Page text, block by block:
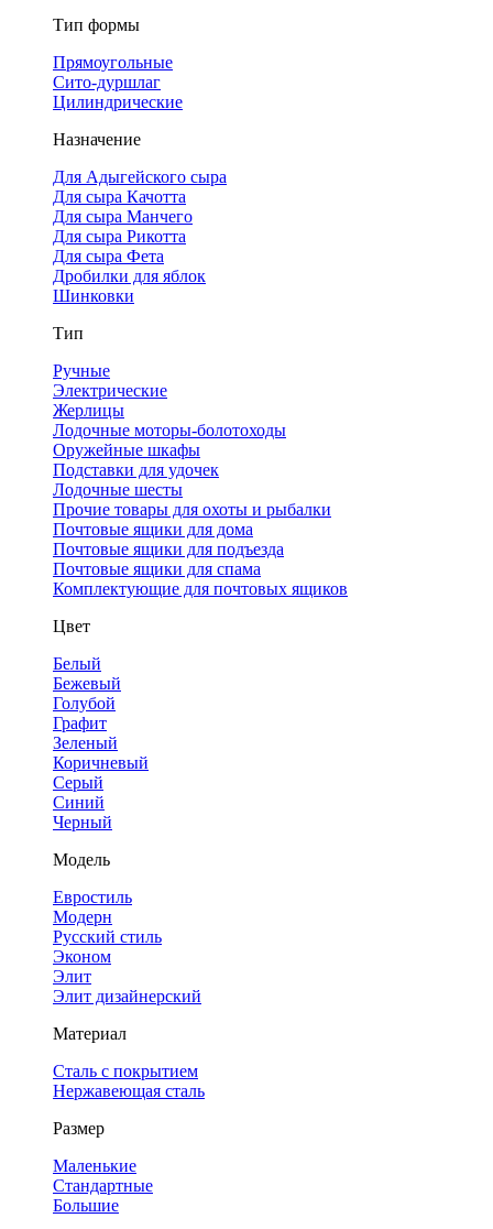
Тип формы
Прямоугольные
Сито-дуршлаг
Цилиндрические
Назначение
Для Адыгейского сыра
Для сыра Качотта
Для сыра Манчего
Для сыра Рикотта
Для сыра Фета
Дробилки для яблок
Шинковки
Тип
Ручные
Электрические
Жерлицы
Лодочные моторы-болотоходы
Оружейные шкафы
Подставки для удочек
Лодочные шесты
Прочие товары для охоты и рыбалки
Почтовые ящики для дома
Почтовые ящики для подъезда
Почтовые ящики для спама
Комплектующие для почтовых ящиков
Цвет
Белый
Бежевый
Голубой
Графит
Зеленый
Коричневый
Серый
Синий
Черный
Модель
Евростиль
Модерн
Русский стиль
Эконом
Элит
Элит дизайнерский
Материал
Сталь с покрытием
Нержавеющая сталь
Размер
Маленькие
Стандартные
Большие